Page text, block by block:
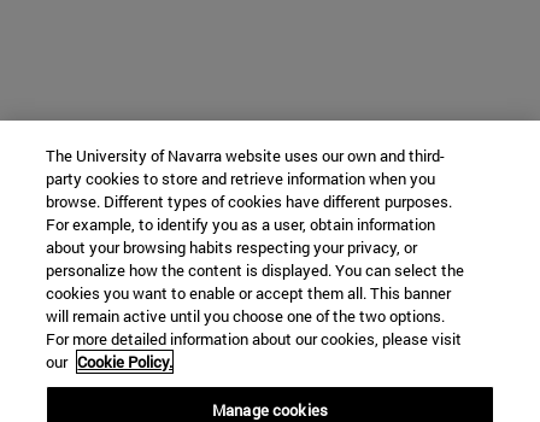
The University of Navarra website uses our own and third-
party cookies to store and retrieve information when you
browse. Different types of cookies have different purposes.
For example, to identify you as a user, obtain information
about your browsing habits respecting your privacy, or
personalize how the content is displayed. You can select the
cookies you want to enable or accept them all. This banner
will remain active until you choose one of the two options.
For more detailed information about our cookies, please visit
our Cookie Policy.
Manage cookies